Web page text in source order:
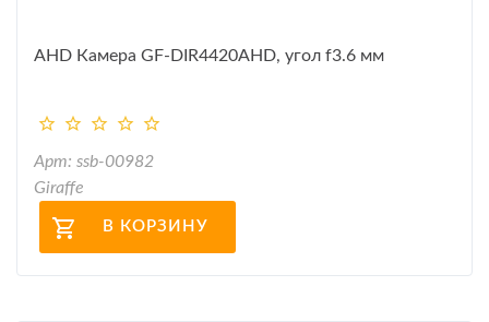
AHD Камера GF-DIR4420AHD, угол f3.6 мм
Арт: ssb-00982
Giraffe
В КОРЗИНУ